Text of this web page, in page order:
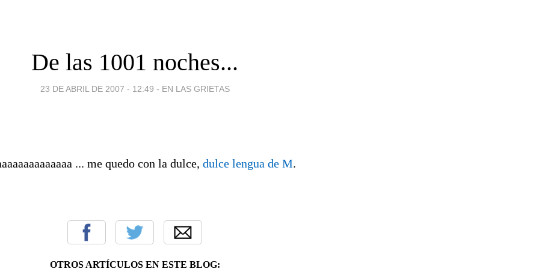
De las 1001 noches...
23 DE ABRIL DE 2007 - 12:49 - EN LAS GRIETAS
... me quedo con la dulce, dulce lengua de M.
OTROS ARTÍCULOS EN ESTE BLOG: